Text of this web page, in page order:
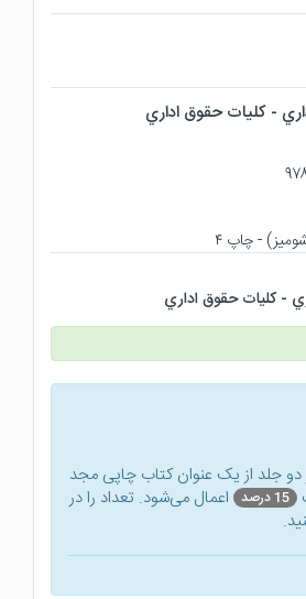
- كليات حقوق اداري
- كليات حقوق اداري
دو جلد از یک عنوان کتاب‌ چاپی مجد
15 درصد
اعمال می‌شود. تعداد را در